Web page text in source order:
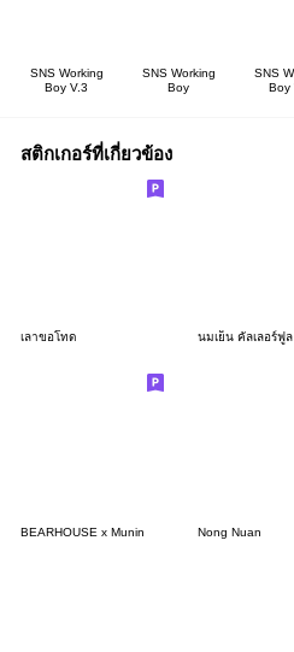
SNS Working
Boy V.3
SNS Working
Boy
SNS
Boy
สติกเกอร์ที่เกี่ยวข้อง
เลาขอโทด นมเย็น คัลเลอร์ฟูล
BEARHOUSE x Munin Nong Nuan